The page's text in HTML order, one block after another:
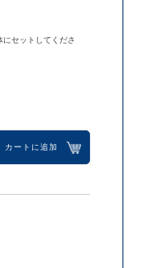
セットしてくださ
カートに追加